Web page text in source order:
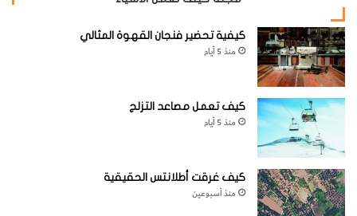
شمالاً إلى إثيوبيا.
شائع موسميّاً في الموائل المكسوّة بالآجام والأحراج. توجد بعض
المجاميع الاستوائيّة غير المُهاجرة، وهناك مجاميع أخرى مُهاجرة
داخل أفريقيا. أنواع مُشابهة: 3 أنواع أخرى من الصِّردان الوَقواقيّة.
[KSAGRelatedArticles] [ASPDRelatedArticles]
كيفية تحضير فنجان القهوة المثالي
منذ 5 أيام
كيف تعمل مصاعد التزلج
منذ 5 أيام
كيف غرقت أطلانتس الحقيقية
منذ أسبوعين